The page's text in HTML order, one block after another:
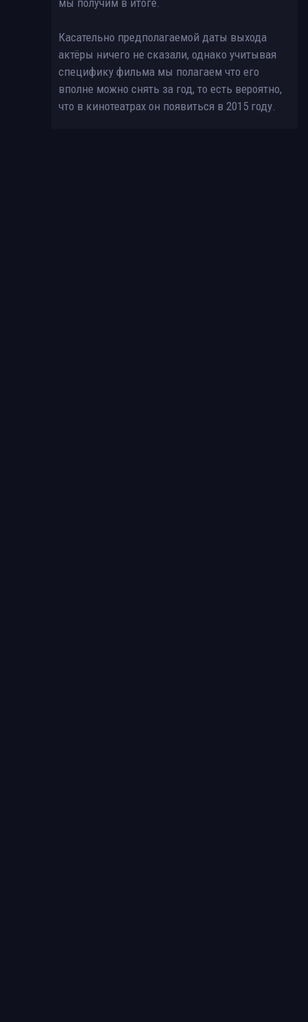
Касательно предполагаемой даты выхода
актёры ничего не сказали, однако учитывая
специфику фильма мы полагаем что его
вполне можно снять за год, то есть вероятно,
что в кинотеатрах он появиться в 2015 году.